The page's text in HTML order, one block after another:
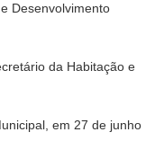
Desenvolvimento
da Habitação e
em 27 de junho